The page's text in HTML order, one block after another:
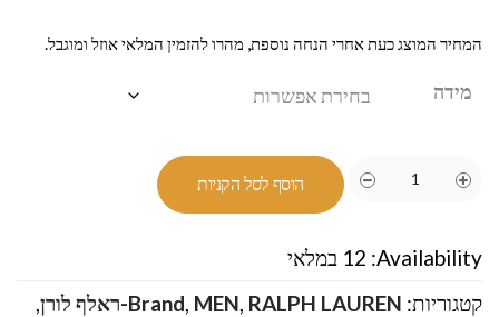
המחיר המוצג כעת אחרי הנחה נוספת, מהרו להזמין המלאי אוזל ומוגבל.
מידה
הוסף לסל הקניות
Availability: 12 במלאי
קטגוריות:
Brand MEN RALPH LAUREN-ראלף לורן